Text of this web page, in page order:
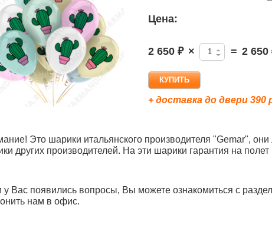
Цена:
2 650 ₽ × = 2 650
+ доставка до двери 390
Это шарики итальянского производителя "Gemar",
других производителей. На эти шарики гарантия на полет
у Вас появились вопросы, Вы можете ознакомиться с
нам в офис.